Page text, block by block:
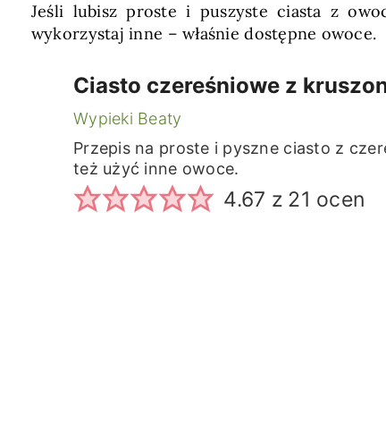
Jeśli lubisz proste i puszyste ciasta z
wykorzystaj inne – właśnie dostępne owoce.
Ciasto czereśniowe z
Wypieki Beaty
Przepis na proste i pyszne ciasto z
też użyć inne owoce.
4.67 z 21 ocen